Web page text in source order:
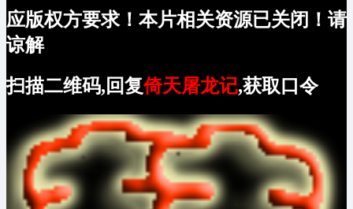
应版权方要求！本片相关资源已关闭！请
谅解
扫描二维码,回复倚天屠龙记,获取口令